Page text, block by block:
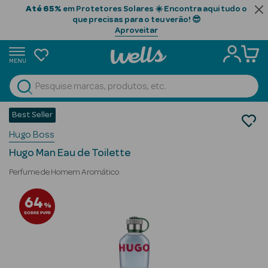
Até 65% em Protetores Solares ☀️ Encontra aqui tudo o
que precisas para o teu verão! 😎
Aproveitar
MENU
Ver Tudo
Beauty Season
Beauty Season
Cabelo
Profissional
Beauty Season
Cosmética
Perfumes
Perfumes Homem
Eau de Toilette
Best Seller
Hugo Boss
Hugo Man Eau de Toilette
Perfume de Homem Aromático
64%
SOBRE PVPR